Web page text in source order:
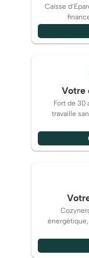
Caisse
Votre
Fort de 30
travaille